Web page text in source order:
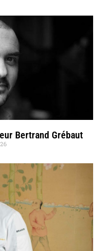
Bertrand Grébaut